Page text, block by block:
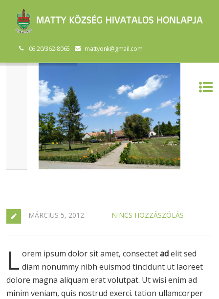
06 20/362-8065 mattyonk@gmail.com
MÁRCIUS 5, 2012 NINCS HOZZÁSZÓLÁS
L orem ipsum dolor sit amet, consectetadelit sed
diam nonummy nibh euismod tincidunt ut laoreet
dolore magna aliquam erat volutpat. Ut wisi enim ad
minim veniam, quis nostrud exerci. tation ullamcorper